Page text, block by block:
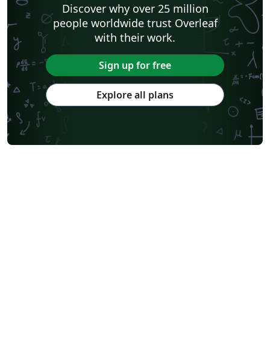
Discover why over 25 million
people worldwide trust Overleaf
with their work.
Sign up for free
Explore all plans